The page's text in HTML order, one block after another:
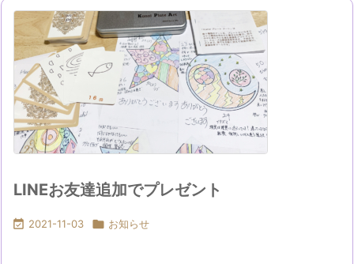
LINEお友達追加でプレゼント
 2021-11-03  お知らせ